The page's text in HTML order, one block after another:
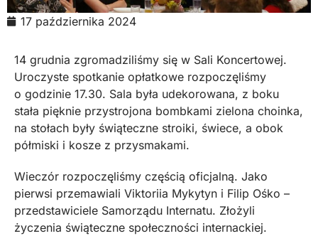
17 października 2024
14 grudnia zgromadziliśmy się w Sali Koncertowej.
Uroczyste spotkanie opłatkowe rozpoczęliśmy
o godzinie 17.30. Sala była udekorowana, z boku
stała pięknie przystrojona bombkami zielona choinka,
na stołach były świąteczne stroiki, świece, a obok
półmiski i kosze z przysmakami.
Wieczór rozpoczęliśmy częścią oficjalną. Jako
pierwsi przemawiali Viktoriia Mykytyn i Filip Ośko –
przedstawiciele Samorządu Internatu. Złożyli
życzenia świąteczne społeczności internackiej.